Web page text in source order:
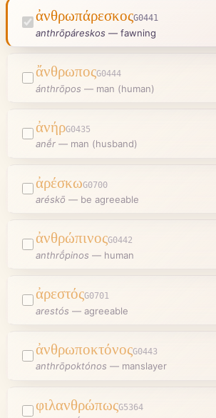
ἀνθρωπάρεσκοςG0441
anthrōpáreskos — fawning
ἄνθρωποςG0444
ánthrōpos — man (human)
ἀνήρG0435
anḗr — man (husband)
ἀρέσκωG0700
aréskō — be agreeable
ἀνθρώπινοςG0442
anthrṓpinos — human
ἀρεστόςG0701
arestós — agreeable
ἀνθρωποκτόνοςG0443
anthrōpoktónos — manslayer
φιλανθρώπωςG5364